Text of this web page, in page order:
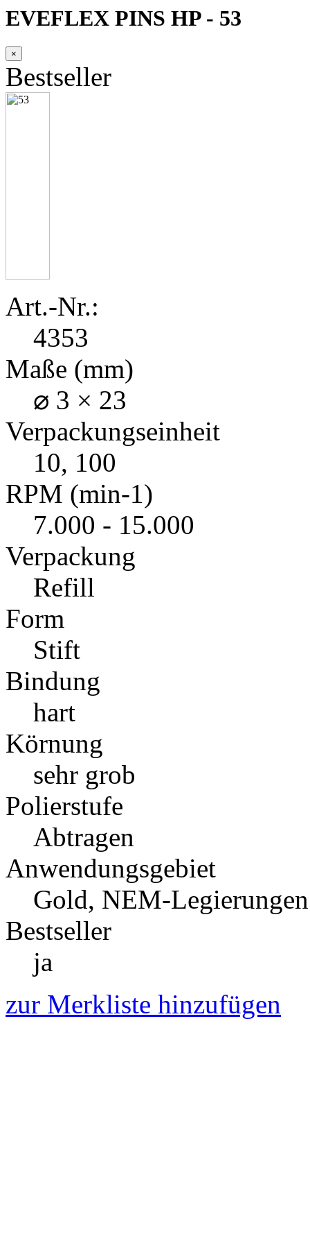
EVEFLEX PINS HP - 53
×
Bestseller
Art.-Nr.:
4353
Maße (mm)
⌀ 3 × 23
Verpackungseinheit
10, 100
RPM (min-1)
7.000 - 15.000
Verpackung
Refill
Form
Stift
Bindung
hart
Körnung
sehr grob
Polierstufe
Abtragen
Anwendungsgebiet
Gold, NEM-Legierungen
Bestseller
ja
zur Merkliste hinzufügen